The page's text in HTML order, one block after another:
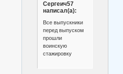
Сергеич57
написал(а):
Все выпускники
перед выпуском
прошли
воинскую
стажировку